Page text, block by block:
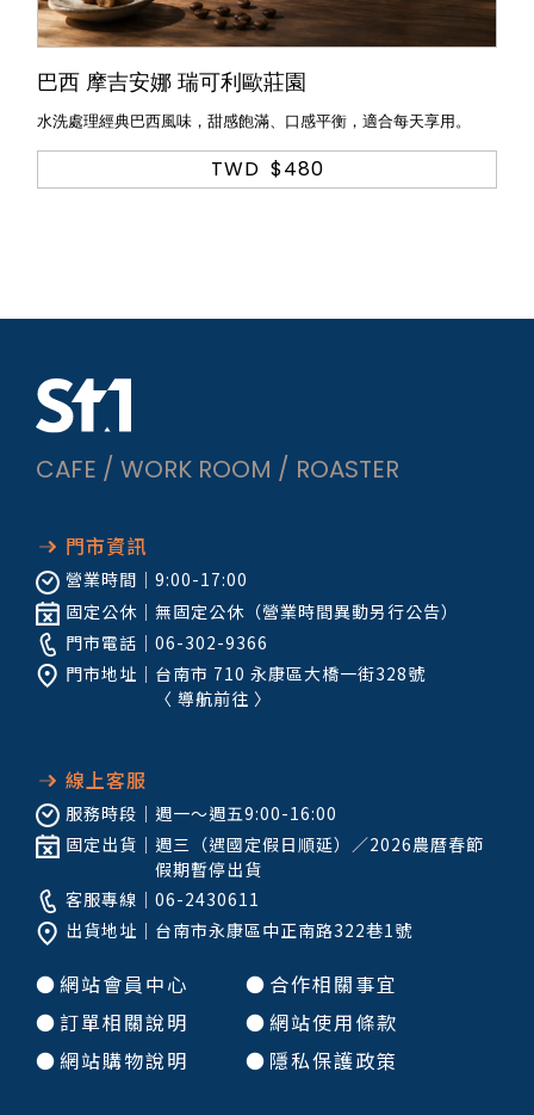
巴西 摩吉安娜 瑞可利歐莊園
水洗處理經典巴西風味，甜感飽滿、口感平衡，適合每天享用。
TWD $480
CAFE / WORK ROOM / ROASTER
門市資訊
營業時間｜ 9:00-17:00
固定公休｜ 無固定公休（營業時間異動另行公告）
門市電話｜ 06-302-9366
門市地址｜ 台南市 710 永康區大橋一街328號
〈 導航前往 〉
線上客服
服務時段｜ 週一～週五9:00-16:00
固定出貨｜ 週三（遇國定假日順延）／2026農曆春節
假期暫停出貨
客服專線｜ 06-2430611
出貨地址｜ 台南市永康區中正南路322巷1號
●網站會員中心
●訂單相關說明
●網站購物說明
● 合作相關事宜
●網站使用條款
● 隱私保護政策